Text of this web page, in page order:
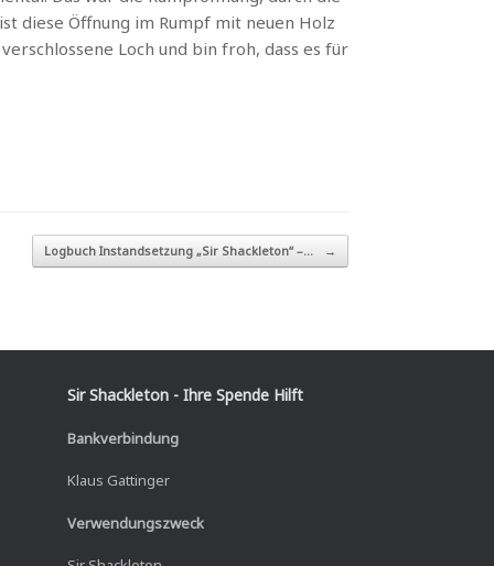
diese Öffnung im Rumpf mit neuen Holz
Loch und bin froh, dass es für
Logbuch Instandsetzung „Sir Shackleton“ –… →
Sir Shackleton - Ihre Spende Hilft
Bankverbindung
Klaus Gattinger
Verwendungszweck